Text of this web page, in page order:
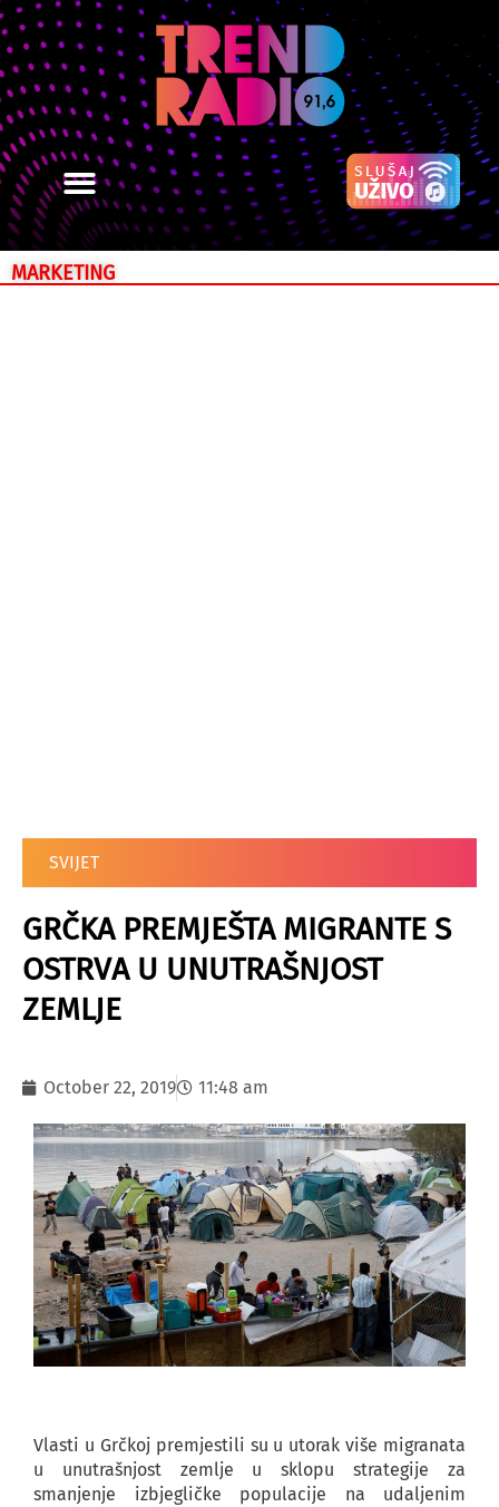
MARKETING
SVIJET
GRČKA PREMJEŠTA MIGRANTE S
OSTRVA U UNUTRAŠNJOST
ZEMLJE
October 22, 2019 11:48 am
Vlasti u Grčkoj premjestili su u utorak više migranata
u unutrašnjost zemlje u sklopu strategije za
smanjenje izbjegličke populacije na udaljenim